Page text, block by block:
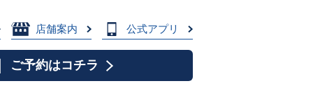
店舗案内 公式アプリ
ご予約はコチラ